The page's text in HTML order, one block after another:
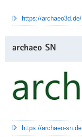
https://archaeo3d.de/
archaeo SN
https://archaeo-sn.de